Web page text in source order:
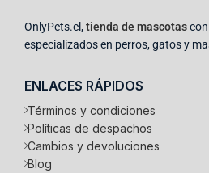
OnlyPets.cl,tienda de mascotas
especializados en perros, gatos y
ENLACES RÁPIDOS
Términos y condiciones
Políticas de despachos
Cambios y devoluciones
Blog